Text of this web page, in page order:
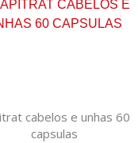
cabelos e unhas 60
capsulas